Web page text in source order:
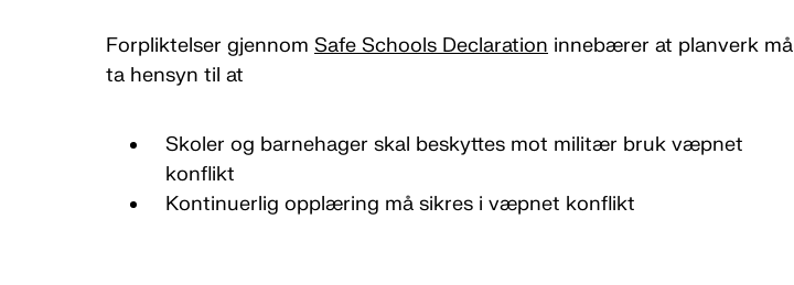
Forpliktelser gjennom Safe Schools Declaration innebærer at planverk må
ta hensyn til at
Skoler og barnehager skal beskyttes mot militær bruk væpnet
konflikt
Kontinuerlig opplæring må sikres i væpnet konflikt